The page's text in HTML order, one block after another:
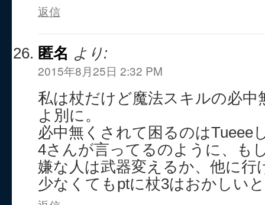
返信
匿名 より:
2015年8月25日 2:32 PM
私は杖だけど魔法スキルの必中
よ別に。
必中無くされて困るのはTueee
4さんが言ってるのように、も
嫌な人は武器変えるか、他に行
少なくてもptに杖3はおかしい